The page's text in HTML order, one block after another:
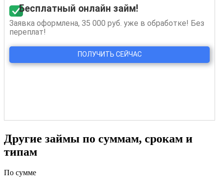
Другие займы по суммам, срокам и
типам
По сумме